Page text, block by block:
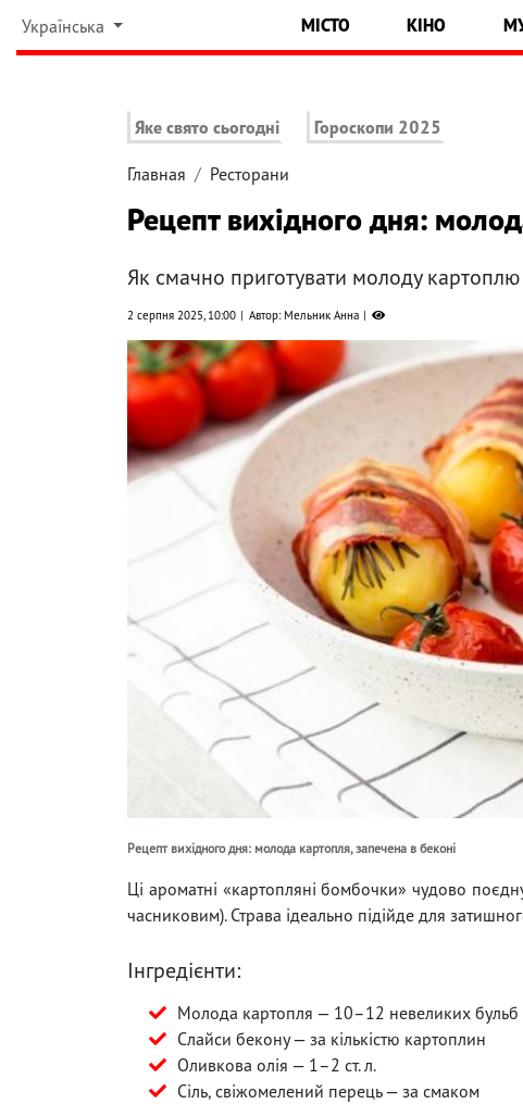
Українська МІСТО КІНО
Яке свято сьогодні Гороскопи 2025
Главная Ресторани
Рецепт вихідного дня:
Як смачно приготувати молоду картоплю
2 серпня 2025, 10:00 Автор: Мельник Анна
Рецепт вихідного дня: молода картопля, запечена в беконі
Ці ароматні «картопляні бомбочки» чудово
часниковим). Страва ідеально підійде для
Інгредієнти:
Молода картопля — 10–12 невеликих бульб
Слайси бекону — за кількістю картоплин
Оливкова олія — 1–2 ст. л.
Сіль, свіжомелений перець — за смаком